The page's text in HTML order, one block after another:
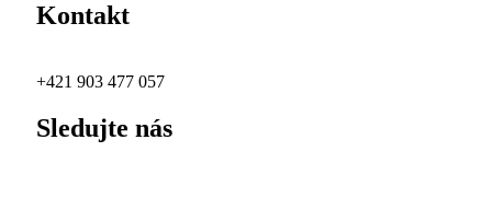
Kontakt
+421 903 477 057
Sledujte nás